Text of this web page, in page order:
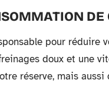
pour réduire
doux et une
réserve, mais